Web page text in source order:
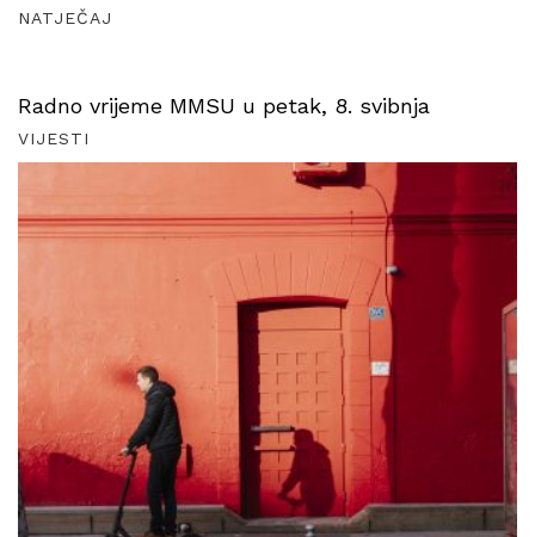
NATJEČAJ
Radno vrijeme MMSU u petak, 8. svibnja
VIJESTI